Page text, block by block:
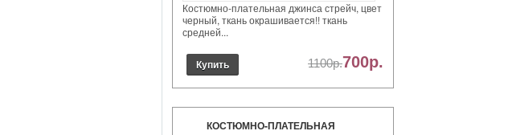
Костюмно-плательная джинса стрейч, цвет
черный, ткань окрашивается!! ткань
средней...
1100р.700р.
КОСТЮМНО-ПЛАТЕЛЬНАЯ